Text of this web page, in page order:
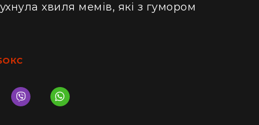
хвиля мемів, які з гумором